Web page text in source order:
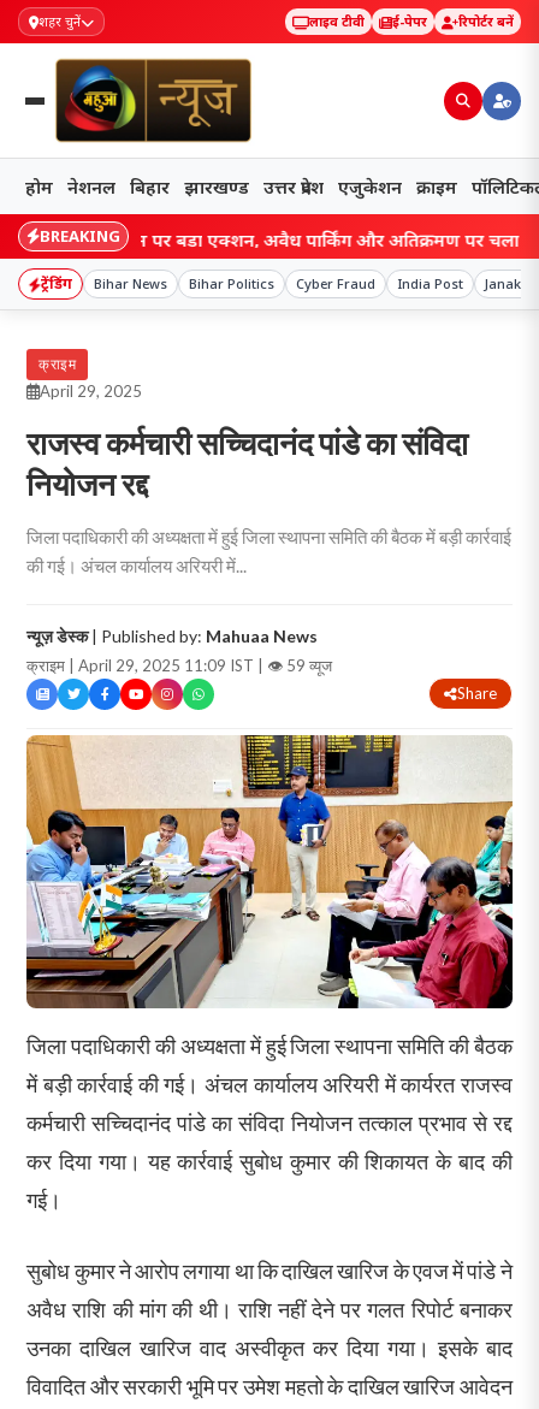
शहर चुनें लाइव टीवी ई-पेपर रिपोर्टर बनें
होम नेशनल बिहार झारखण्ड उत्तर प्रदेश एजुकेशन क्राइम
BREAKING
में जाम पर बड़ा एक्शन, अवैध पार्किंग और अतिक्रमण पर चला प्रशासन का
ट्रेंडिंग Bihar News Bihar Politics Cyber Fraud India Post Janaki
क्राइम
April 29, 2025
राजस्व कर्मचारी सच्चिदानंद पांडे का संविदा
नियोजन रद्द
जिला पदाधिकारी की अध्यक्षता में हुई जिला स्थापना समिति की बैठक में बड़ी कार्रवाई
की गई। अंचल कार्यालय अरियरी में...
न्यूज़ डेस्क| Published by: Mahuaa News
क्राइम | April 29, 2025 11:09 IST | 👁 59 व्यूज
Share
जिला पदाधिकारी की अध्यक्षता में हुई जिला स्थापना समिति की बैठक
में बड़ी कार्रवाई की गई। अंचल कार्यालय अरियरी में कार्यरत राजस्व
कर्मचारी सच्चिदानंद पांडे का संविदा नियोजन तत्काल प्रभाव से रद्द
कर दिया गया। यह कार्रवाई सुबोध कुमार की शिकायत के बाद की
गई।
सुबोध कुमार ने आरोप लगाया था कि दाखिल खारिज के एवज में पांडे ने
अवैध राशि की मांग की थी। राशि नहीं देने पर गलत रिपोर्ट बनाकर
उनका दाखिल खारिज वाद अस्वीकृत कर दिया गया। इसके बाद
विवादित और सरकारी भूमि पर उमेश महतो के दाखिल खारिज आवेदन